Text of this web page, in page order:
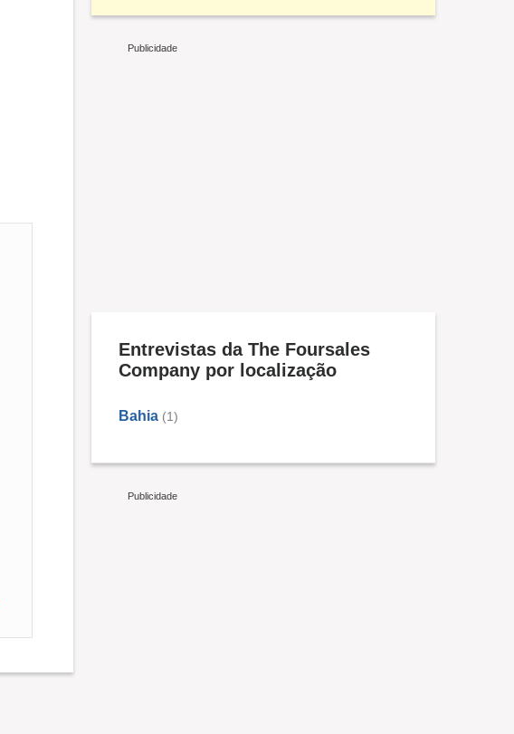
Entrevistas da The Foursales
Company por localização
Bahia (1)